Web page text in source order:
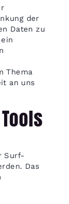
der
Daten zu
Thema
an uns
Surf-
Das